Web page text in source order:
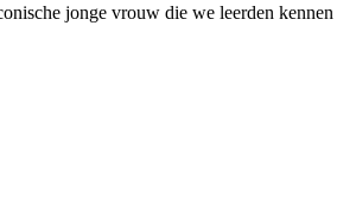
jonge vrouw die we leerden